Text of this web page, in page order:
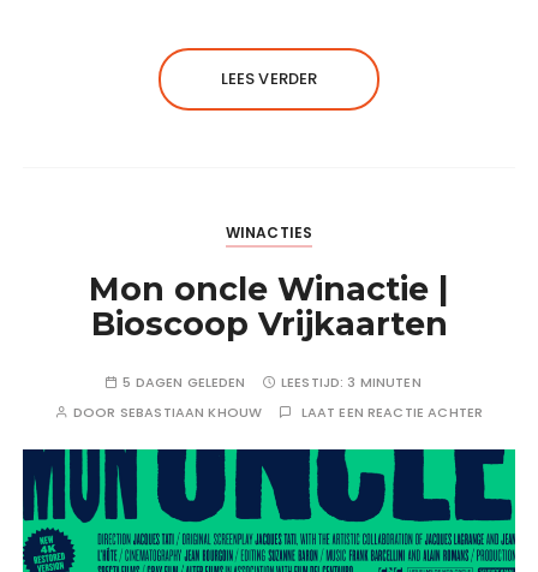
LEES VERDER
WINACTIES
Mon oncle Winactie |
Bioscoop Vrijkaarten
5 DAGEN GELEDEN LEESTIJD: 3 MINUTEN
DOOR SEBASTIAAN KHOUW LAAT EEN REACTIE ACHTER